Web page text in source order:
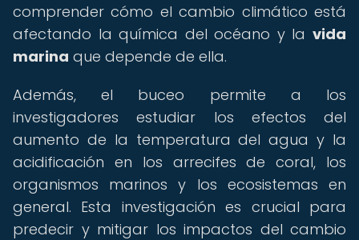
comprender cómo el cambio climático está
afectando la química del océano y la vida
marina que depende de ella.
Además, el buceo permite a los
investigadores estudiar los efectos del
aumento de la temperatura del agua y la
acidificación en los arrecifes de coral, los
organismos marinos y los ecosistemas en
general. Esta investigación es crucial para
predecir y mitigar los impactos del cambio